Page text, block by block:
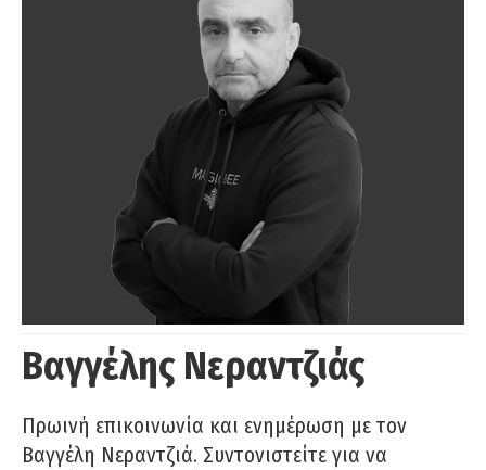
Βαγγέλης Νεραντζιάς
Πρωινή επικοινωνία και ενημέρωση με τον
Βαγγέλη Νεραντζιά. Συντονιστείτε για να